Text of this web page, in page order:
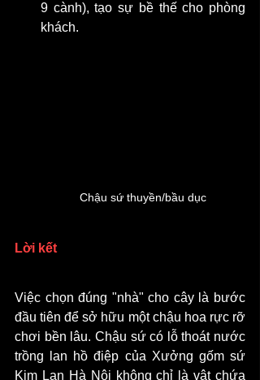
9 cành), tạo sự bề thế cho phòng
khách.
Chậu sứ thuyền/bầu dục
Lời kết
Việc chọn đúng "nhà" cho cây là bước
đầu tiên để sở hữu một chậu hoa rực rỡ
chơi bền lâu. Chậu sứ có lỗ thoát nước
trồng lan hồ điệp của Xưởng gốm sứ
Kim Lan Hà Nội không chỉ là vật chứa